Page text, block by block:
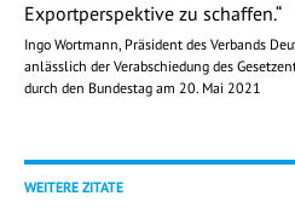
Exportperspektive zu schaffen.“
Ingo Wortmann, Präsident des Verbands
anlässlich der Verabschiedung des
durch den Bundestag am 20. Mai 2021
WEITERE ZITATE